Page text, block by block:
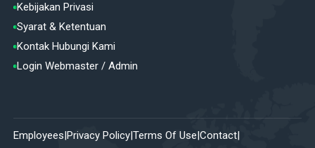
Kebijakan Privasi
Syarat & Ketentuan
Kontak Hubungi Kami
Login Webmaster / Admin
Employees Privacy Policy Terms Of Use Contact